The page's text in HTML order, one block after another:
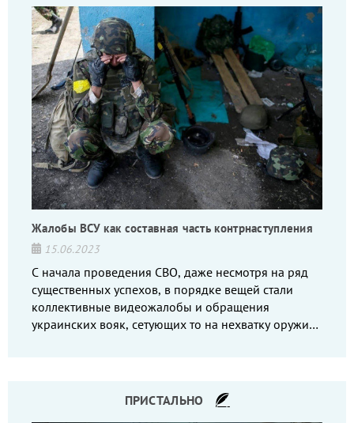
Жалобы ВСУ как составная часть контрнаступления
15.06.2023
С начала проведения СВО, даже несмотря на ряд
существенных успехов, в порядке вещей стали
коллективные видеожалобы и обращения
украинских вояк, сетующих то на нехватку оружия,
ПРИСТАЛЬНО